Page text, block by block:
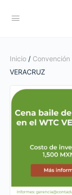
Inicio / Convención
VERACRUZ